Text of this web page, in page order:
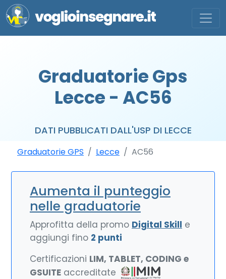
Graduatorie Gps
Lecce - AC56
DATI PUBBLICATI DALL'USP DI LECCE
Graduatorie GPS Lecce AC56
Aumenta il punteggio
nelle graduatorie
Approfitta della promo Digital Skill e
aggiungi fino 2 punti
Certificazioni LIM, TABLET, CODING e
GSUITE accreditate